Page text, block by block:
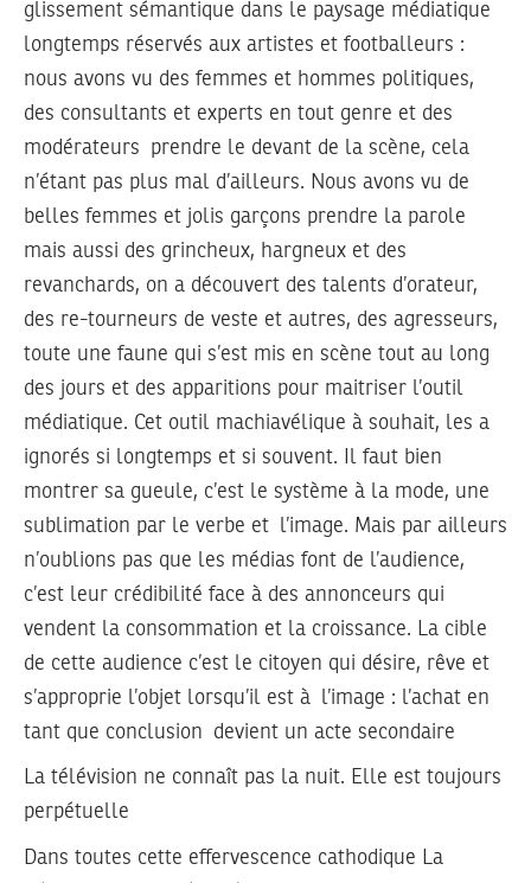
glissement sémantique dans le paysage médiatique
longtemps réservés aux artistes et footballeurs :
nous avons vu des femmes et hommes politiques,
des consultants et experts en tout genre et des
modérateurs prendre le devant de la scène, cela
n’étant pas plus mal d’ailleurs. Nous avons vu de
belles femmes et jolis garçons prendre la parole
mais aussi des grincheux, hargneux et des
revanchards, on a découvert des talents d’orateur,
des re-tourneurs de veste et autres, des agresseurs,
toute une faune qui s’est mis en scène tout au long
des jours et des apparitions pour maitriser l’outil
médiatique. Cet outil machiavélique à souhait, les a
ignorés si longtemps et si souvent. Il faut bien
montrer sa gueule, c’est le système à la mode, une
sublimation par le verbe et l’image. Mais par ailleurs
n’oublions pas que les médias font de l’audience,
c’est leur crédibilité face à des annonceurs qui
vendent la consommation et la croissance. La cible
de cette audience c’est le citoyen qui désire, rêve et
s’approprie l’objet lorsqu’il est à l’image : l’achat en
tant que conclusion devient un acte secondaire
La télévision ne connaît pas la nuit. Elle est toujours
perpétuelle
Dans toutes cette effervescence cathodique La